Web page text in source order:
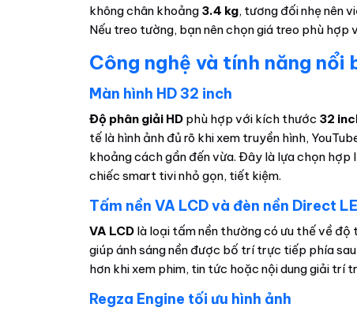
không chân khoảng 3.4 kg, tương đối nhẹ nên
Nếu treo tường, bạn nên chọn giá treo phù
Công nghệ và tính năng nổi
Màn hình HD 32 inch
Độ phân giải HD phù hợp với kích thước 32
tế là hình ảnh đủ rõ khi xem truyền hình,
khoảng cách gần đến vừa. Đây là lựa chọn hợp
chiếc smart tivi nhỏ gọn, tiết kiệm.
Tấm nền VA LCD và đèn nền Direct
VA LCD là loại tấm nền thường có ưu thế về
giúp ánh sáng nền được bố trí trực tiếp phía
hơn khi xem phim, tin tức hoặc nội dung giải trí
Regza Engine tối ưu hình ảnh